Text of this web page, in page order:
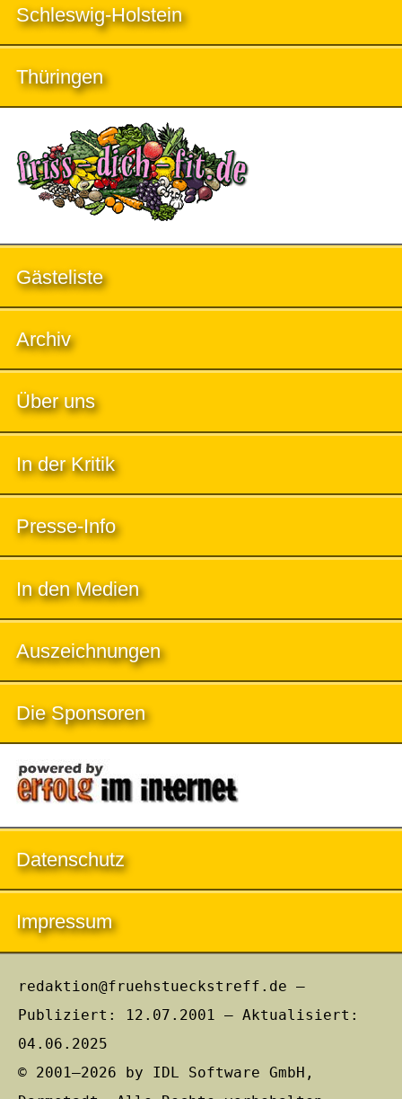
Schleswig-Holstein
Thüringen
Gästeliste
Archiv
Über uns
In der Kritik
Presse-Info
In den Medien
Auszeichnungen
Die Sponsoren
Datenschutz
Impressum
redaktion@fruehstueckstreff.de –
Publiziert: 12.07.2001 – Aktualisiert:
04.06.2025
© 2001–2026 by IDL Software GmbH,